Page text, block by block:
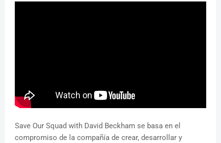
Save Our Squad with David Beckham se basa en el
compromiso de la compañía de crear, desarrollar y